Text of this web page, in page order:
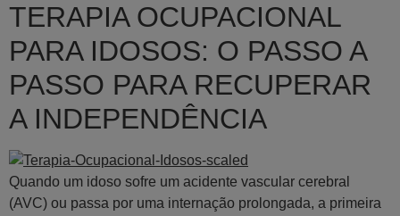
TERAPIA OCUPACIONAL
PARA IDOSOS: O PASSO A
PASSO PARA RECUPERAR
A INDEPENDÊNCIA
Quando um idoso sofre um acidente vascular cerebral
(AVC) ou passa por uma internação prolongada, a primeira